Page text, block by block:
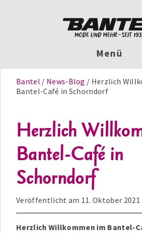
Menü
Bantel News-Blog
Herzlich
Bantel-Café in Schorndorf
Herzlich
Bantel-Café in
Schorndorf
Veröffentlicht am 11. Oktober 2021
Herzlich Willkommen im Bantel-